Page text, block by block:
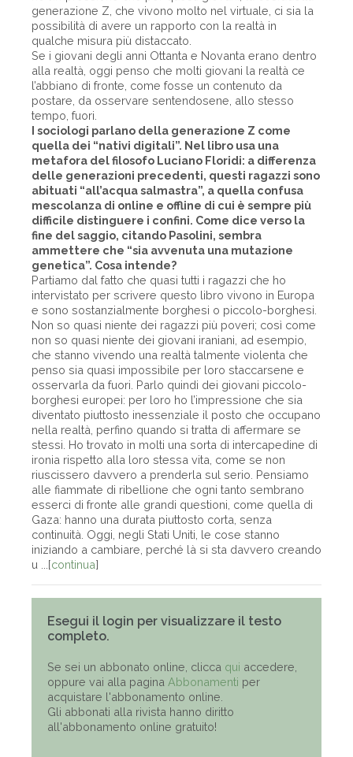
generazione Z, che vivono molto nel virtuale, ci sia la
possibilità di avere un rapporto con la realtà in
qualche misura più distaccato.
Se i giovani degli anni Ottanta e Novanta erano dentro
alla realtà, oggi penso che molti giovani la realtà ce
l’abbiano di fronte, come fosse un contenuto da
postare, da osservare sentendosene, allo stesso
tempo, fuori.
I sociologi parlano della generazione Z come
quella dei “nativi digitali”. Nel libro usa una
metafora del filosofo Luciano Floridi: a differenza
delle generazioni precedenti, questi ragazzi sono
abituati “all’acqua salmastra”, a quella confusa
mescolanza di online e offline di cui è sempre più
difficile distinguere i confini. Come dice verso la
fine del saggio, citando Pasolini, sembra
ammettere che “sia avvenuta una mutazione
genetica”. Cosa intende?
Partiamo dal fatto che quasi tutti i ragazzi che ho
intervistato per scrivere questo libro vivono in Europa
e sono sostanzialmente borghesi o piccolo-borghesi.
Non so quasi niente dei ragazzi più poveri; così come
non so quasi niente dei giovani iraniani, ad esempio,
che stanno vivendo una realtà talmente violenta che
penso sia quasi impossibile per loro staccarsene e
osservarla da fuori. Parlo quindi dei giovani piccolo-
borghesi europei: per loro ho l’impressione che sia
diventato piuttosto inessenziale il posto che occupano
nella realtà, perfino quando si tratta di affermare se
stessi. Ho trovato in molti una sorta di intercapedine di
ironia rispetto alla loro stessa vita, come se non
riuscissero davvero a prenderla sul serio. Pensiamo
alle fiammate di ribellione che ogni tanto sembrano
esserci di fronte alle grandi questioni, come quella di
Gaza: hanno una durata piuttosto corta, senza
continuità. Oggi, negli Stati Uniti, le cose stanno
iniziando a cambiare, perché là si sta davvero creando
u ...[continua]
Esegui il login per visualizzare il testo
completo.
Se sei un abbonato online, clicca qui accedere,
oppure vai alla pagina Abbonamenti per
acquistare l'abbonamento online.
Gli abbonati alla rivista hanno diritto
all'abbonamento online gratuito!